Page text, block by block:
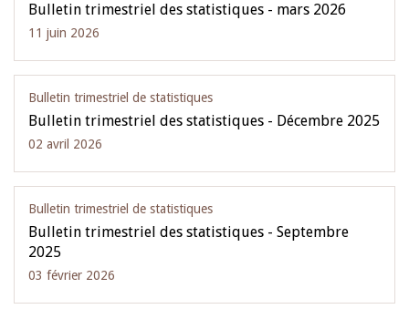
Bulletin trimestriel des statistiques - mars 2026
11 juin 2026
Bulletin trimestriel de statistiques
Bulletin trimestriel des statistiques - Décembre 2025
02 avril 2026
Bulletin trimestriel de statistiques
Bulletin trimestriel des statistiques - Septembre
2025
03 février 2026